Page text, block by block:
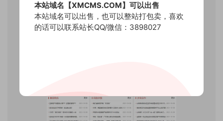
本站域名【XMCMS.COM】可以出售
本站域名可以出售，也可以整站打包卖，喜欢
的话可以联系站长QQ/微信：3898027